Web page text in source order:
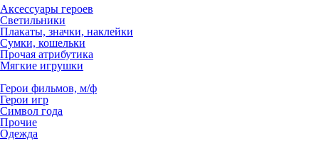
Аксессуары героев
Светильники
Плакаты, значки, наклейки
Сумки, кошельки
Прочая атрибутика
Мягкие игрушки
Герои фильмов, м/ф
Герои игр
Символ года
Прочие
Одежда